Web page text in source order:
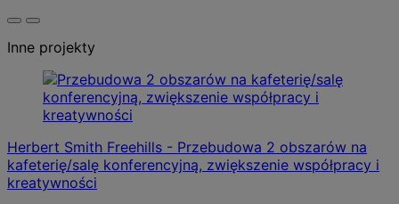
Inne projekty
Herbert Smith Freehills - Przebudowa 2 obszarów na
kafeterię/salę konferencyjną, zwiększenie współpracy i
kreatywności